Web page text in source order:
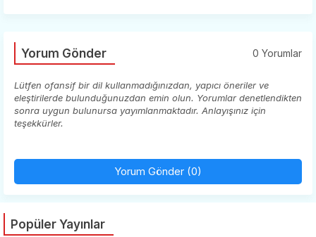
Yorum Gönder 0 Yorumlar
Lütfen ofansif bir dil kullanmadığınızdan, yapıcı öneriler ve
eleştirilerde bulunduğunuzdan emin olun. Yorumlar denetlendikten
sonra uygun bulunursa yayımlanmaktadır. Anlayışınız için
teşekkürler.
Yorum Gönder (0)
Popüler Yayınlar